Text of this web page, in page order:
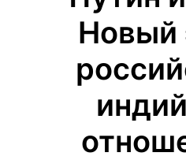
Новый